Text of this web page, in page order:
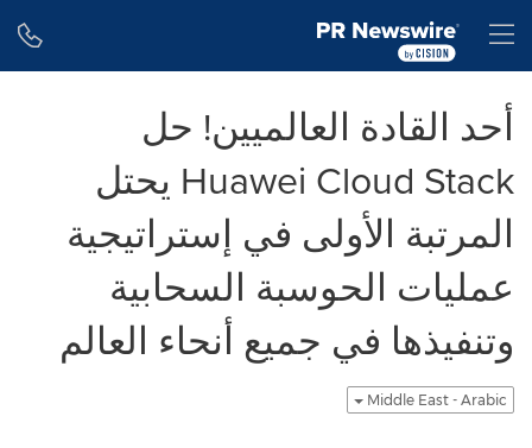
أحد القادة العالميين! حل
Huawei Cloud Stack يحتل
المرتبة الأولى في إستراتيجية
عمليات الحوسبة السحابية
وتنفيذها في جميع أنحاء العالم
Middle East - Arabic